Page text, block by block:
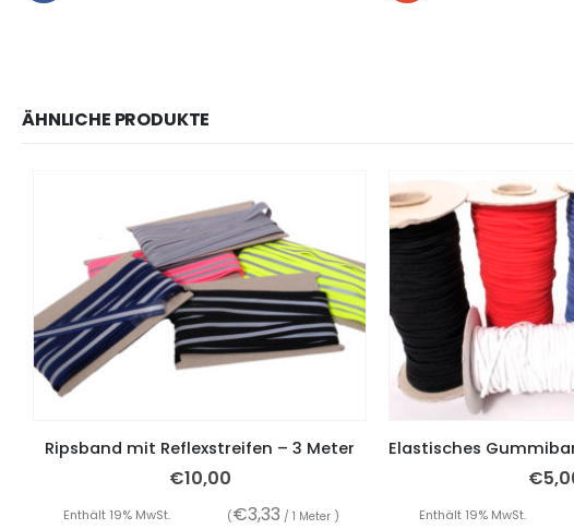
ÄHNLICHE PRODUKTE
Ripsband mit Reflexstreifen – 3 Meter
€10,00
Enthält 19% MwSt. (€3,33 / 1 Meter )
€
Enthält 19% MwSt.